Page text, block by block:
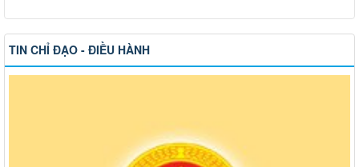
TIN CHỈ ĐẠO - ĐIỀU HÀNH